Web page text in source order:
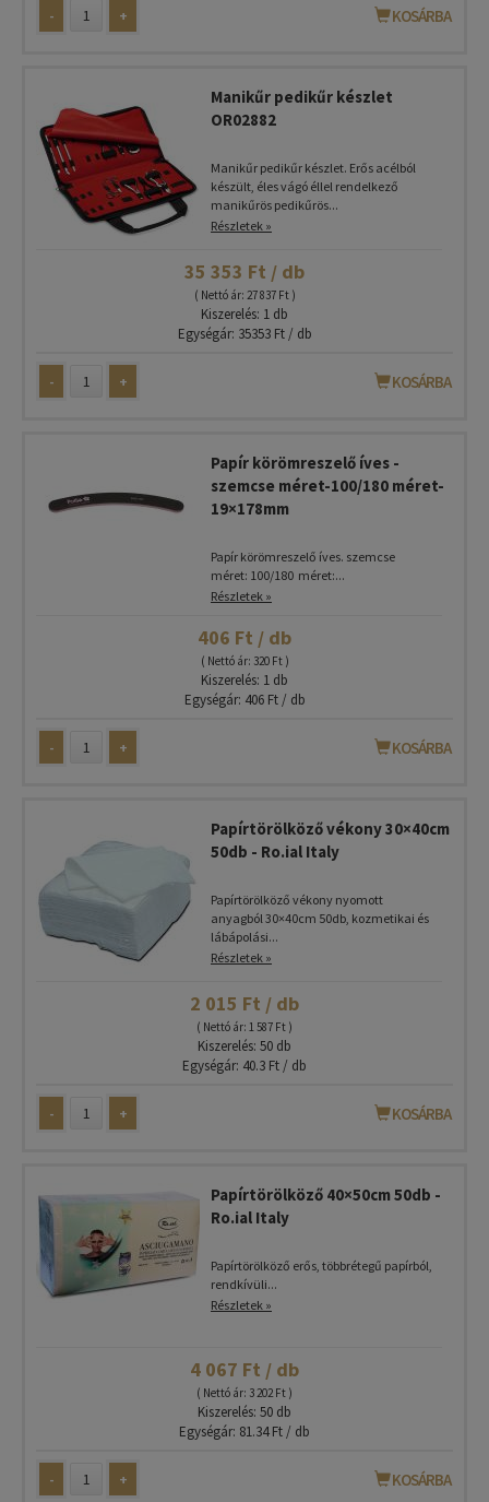
- + KOSÁRBA
Manikűr pedikűr készlet
OR02882
Manikűr pedikűr készlet. Erős acélból
készült, éles vágó éllel rendelkező
manikűrös pedikűrös...
Részletek »
35 353 Ft / db
( Nettó ár: 27 837 Ft )
Kiszerelés: 1 db
Egységár: 35353 Ft / db
- + KOSÁRBA
Papír körömreszelő íves -
szemcse méret-100/180 méret-
19×178mm
Papír körömreszelő íves. szemcse
méret: 100/180 méret:...
Részletek »
406 Ft / db
( Nettó ár: 320 Ft )
Kiszerelés: 1 db
Egységár: 406 Ft / db
- + KOSÁRBA
Papírtörölköző vékony 30×40cm
50db - Ro.ial Italy
Papírtörölköző vékony nyomott
anyagból 30×40cm 50db, kozmetikai és
lábápolási...
Részletek »
2 015 Ft / db
( Nettó ár: 1 587 Ft )
Kiszerelés: 50 db
Egységár: 40.3 Ft / db
- + KOSÁRBA
Papírtörölköző 40×50cm 50db -
Ro.ial Italy
Papírtörölköző erős, többrétegű papírból,
rendkívüli...
Részletek »
4 067 Ft / db
( Nettó ár: 3 202 Ft )
Kiszerelés: 50 db
Egységár: 81.34 Ft / db
- + KOSÁRBA